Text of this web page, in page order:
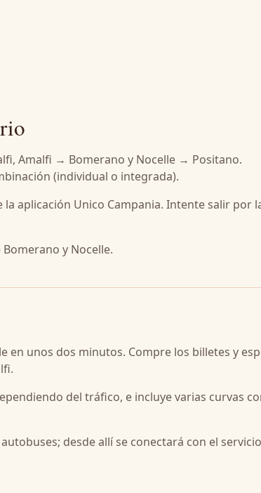
Amalfi → Bomerano y Nocelle → Positano.
(individual o integrada).
aplicación Unico Campania. Intente salir por
y Nocelle.
en unos dos minutos. Compre los billetes y
del tráfico, e incluye varias curvas
desde allí se conectará con el